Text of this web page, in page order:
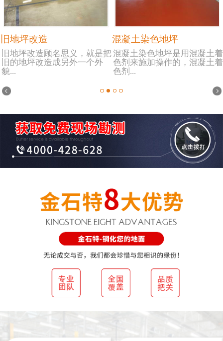
旧地坪改造
旧地坪改造顾名思义，就是把
旧的地坪改造成另外一个外
貌...
混凝土染色地坪
混凝土染色地坪是用混凝土着
色剂来施加操作的，混凝土着
色剂...